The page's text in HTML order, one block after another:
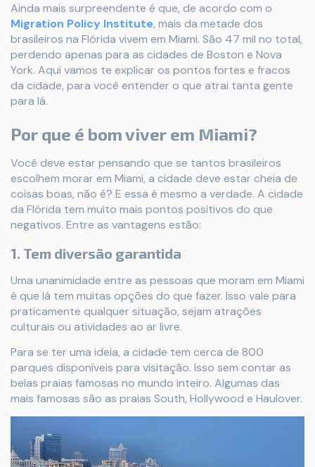
Ainda mais surpreendente é que, de acordo com o
Migration Policy Institute, mais da metade dos
brasileiros na Flórida vivem em Miami. São 47 mil no total,
perdendo apenas para as cidades de Boston e Nova
York. Aqui vamos te explicar os pontos fortes e fracos
da cidade, para você entender o que atrai tanta gente
para lá.
Por que é bom viver em Miami?
Você deve estar pensando que se tantos brasileiros
escolhem morar em Miami, a cidade deve estar cheia de
coisas boas, não é? E essa é mesmo a verdade. A cidade
da Flórida tem muito mais pontos positivos do que
negativos. Entre as vantagens estão:
1. Tem diversão garantida
Uma unanimidade entre as pessoas que moram em Miami
é que lá tem muitas opções do que fazer. Isso vale para
praticamente qualquer situação, sejam atrações
culturais ou atividades ao ar livre.
Para se ter uma ideia, a cidade tem cerca de 800
parques disponíveis para visitação. Isso sem contar as
belas praias famosas no mundo inteiro. Algumas das
mais famosas são as praias South, Hollywood e Haulover.